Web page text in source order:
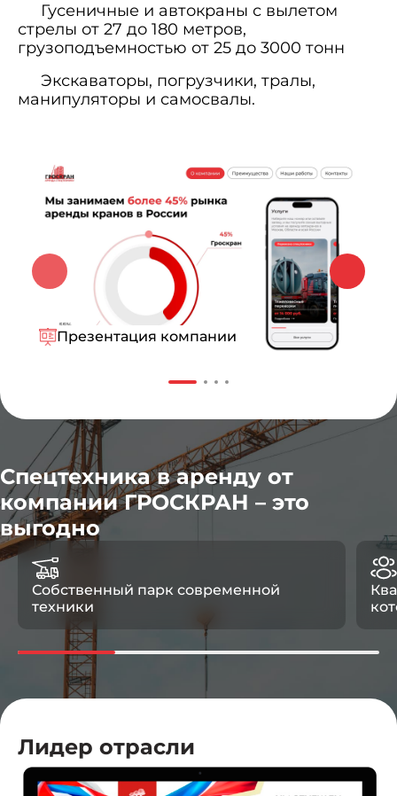
Гусеничные и автокраны с вылетом
стрелы от 27 до 180 метров,
грузоподъемностью от 25 до 3000 тонн
Экскаваторы, погрузчики, тралы,
манипуляторы и самосвалы.
Презентация компании
Спецтехника в аренду от
компании ГРОСКРАН – это
выгодно
Собственный парк современной
техники
Лидер отрасли